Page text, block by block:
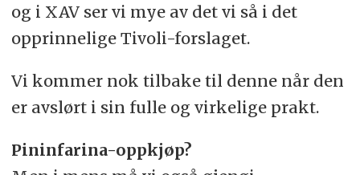
og i XAV ser vi mye av det vi så i det
opprinnelige Tivoli-forslaget.
Vi kommer nok tilbake til denne når den
er avslørt i sin fulle og virkelige prakt.
Pininfarina-oppkjøp?